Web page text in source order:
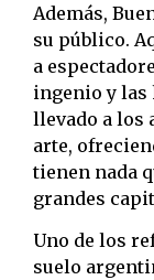
Además,
su público.
a
ingenio y las
llevado a los
arte,
tienen nada
grandes
Uno de los
suelo